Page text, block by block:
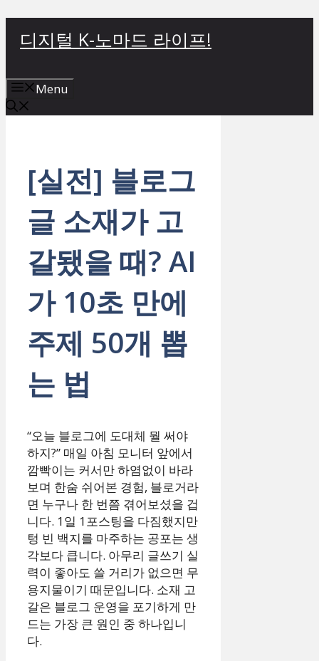
로
건
너
디지털 K-노마드 라이프!
Menu
[실전] 블로그
글 소재가 고
갈됐을 때? AI
가 10초 만에
주제 50개 뽑
는 법
“오늘 블로그에 도대체 뭘 써야
하지?” 매일 아침 모니터 앞에서
깜빡이는 커서만 하염없이 바라
보며 한숨 쉬어본 경험, 블로거라
면 누구나 한 번쯤 겪어보셨을 겁
니다. 1일 1포스팅을 다짐했지만
텅 빈 백지를 마주하는 공포는 생
각보다 큽니다. 아무리 글쓰기 실
력이 좋아도 쓸 거리가 없으면 무
용지물이기 때문입니다. 소재 고
갈은 블로그 운영을 포기하게 만
드는 가장 큰 원인 중 하나입니
다.